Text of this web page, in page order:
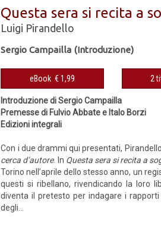
Questa sera si recita a
Luigi Pirandello
Sergio Campailla (Introduzione)
eBook € 1,99 2
Introduzione di Sergio Campailla
Premesse di Fulvio Abbate e Italo Borzi
Edizioni integrali
Con i due drammi qui presentati,
cerca d’autore. In Questa sera si recita a
Torino nell’aprile dello stesso anno, un
questi si ribellano, rivendicando la loro
diventa il pretesto per indagare i
degli...